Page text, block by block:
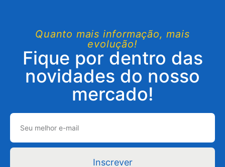
Quanto mais informação, mais
evolução!
Fique por dentro das
novidades do nosso
mercado!
Inscrever